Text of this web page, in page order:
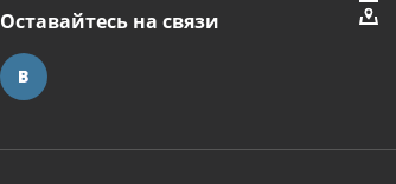
Оставайтесь на связи